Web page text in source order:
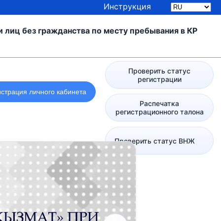
Инструкция
без гражданства по месту пребывания в КР
Проверить статус
регистрации
Распечатка
регистрационного талона
Проверить статус ВНЖ